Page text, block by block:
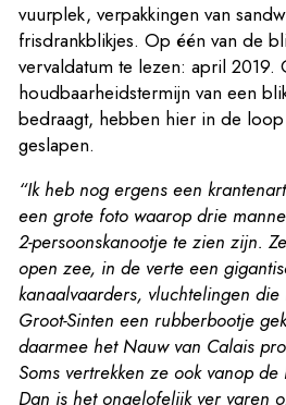
vuurplek, verpakkingen van
frisdrankblikjes. Op één van de
vervaldatum te lezen: april 2019.
houdbaarheidstermijn van een
bedraagt, hebben hier in de loop
geslapen.
“Ik heb nog ergens een
een grote foto waarop drie
2-persoonskanootje te zien zijn.
open zee, in de verte een
kanaalvaarders, vluchtelingen
Groot-Sinten een rubberbootje
daarmee het Nauw van Calais
Soms vertrekken ze ook vanop
Dan is het ongelofelijk ver varen